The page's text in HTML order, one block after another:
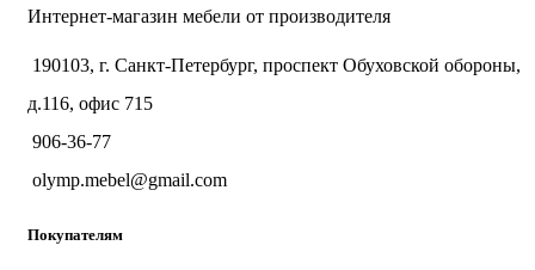
Интернет-магазин мебели от производителя
190103, г. Санкт-Петербург, проспект Обуховской обороны,
д.116, офис 715
906-36-77
olymp.mebel@gmail.com
Покупателям